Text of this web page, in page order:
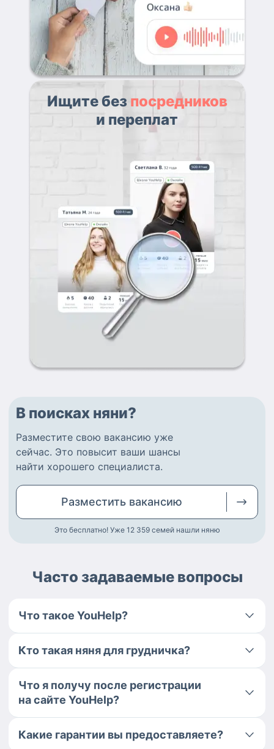
Ищите без посредников
и переплат
В поисках няни?
Разместите свою вакансию уже
сейчас. Это повысит ваши шансы
найти хорошего специалиста.
Разместить вакансию
Это бесплатно! Уже 12 359 семей нашли няню
Часто задаваемые вопросы
Что такое YouHelp?
Кто такая няня для грудничка?
Что я получу после регистрации
на сайте YouHelp?
Какие гарантии вы предоставляете?